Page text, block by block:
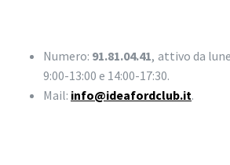
Numero: 91.81.04.41, attivo da
9:00-13:00 e 14:00-17:30.
Mail: info@ideafordclub.it.